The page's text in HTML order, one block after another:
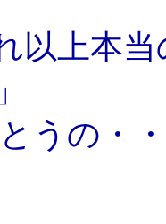
上本当
うの・